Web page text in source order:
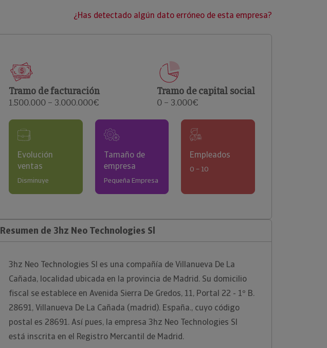
clientes.
¿Has detectado algún dato erróneo de esta empresa?
Tramo de facturación
1.500.000 – 3.000.000€
Tramo de capital social
0 – 3.000€
Evolución
ventas
Disminuye
Tamaño de
empresa
Pequeña Empresa
Empleados
0 – 10
Resumen de 3hz Neo Technologies Sl
3hz Neo Technologies Sl es una compañía de Villanueva De La
Cañada, localidad ubicada en la provincia de Madrid. Su domicilio
fiscal se establece en Avenida Sierra De Gredos, 11, Portal 22 - 1º B.
28691, Villanueva De La Cañada (madrid). España., cuyo código
postal es 28691. Así pues, la empresa 3hz Neo Technologies Sl
está inscrita en el Registro Mercantil de Madrid.